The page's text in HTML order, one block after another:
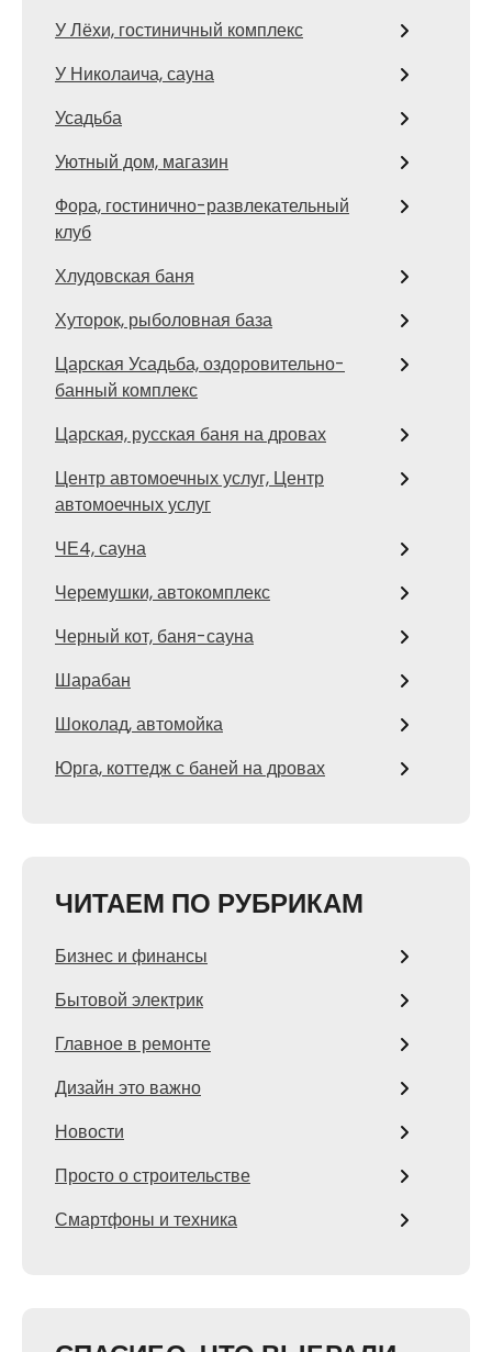
У Лёхи, гостиничный комплекс
У Николаича, сауна
Усадьба
Уютный дом, магазин
Фора, гостинично-развлекательный
клуб
Хлудовская баня
Хуторок, рыболовная база
Царская Усадьба, оздоровительно-
банный комплекс
Царская, русская баня на дровах
Центр автомоечных услуг, Центр
автомоечных услуг
ЧЕ4, сауна
Черемушки, автокомплекс
Черный кот, баня-сауна
Шарабан
Шоколад, автомойка
Юрга, коттедж с баней на дровах
ЧИТАЕМ ПО РУБРИКАМ
Бизнес и финансы
Бытовой электрик
Главное в ремонте
Дизайн это важно
Новости
Просто о строительстве
Смартфоны и техника